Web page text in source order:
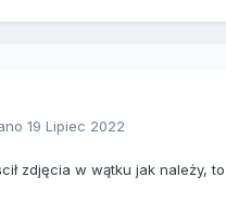
19 Lipiec 2022
zdjęcia w wątku jak należy,